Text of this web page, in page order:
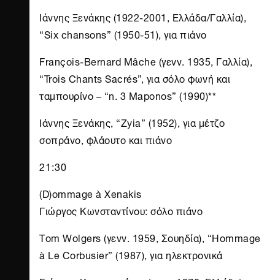
Ιάννης Ξενάκης (1922-2001, Ελλάδα/Γαλλία),
“Six chansons” (1950-51), για πιάνο
François-Bernard Mâche (γενν. 1935, Γαλλία),
“Trois Chants Sacrés”, για σόλο φωνή και
ταμπουρίνο – “n. 3 Maponos” (1990)**
Ιάννης Ξενάκης, “Zyia” (1952), για μέτζο
σοπράνο, φλάουτο και πιάνο
21:30
(D)ommage à Xenakis
Γιώργος Κωνσταντίνου: σόλο πιάνο
Τom Wolgers (γενν. 1959, Σουηδία), “Ηοmmage
à Le Corbusier” (1987), για ηλεκτρονικά